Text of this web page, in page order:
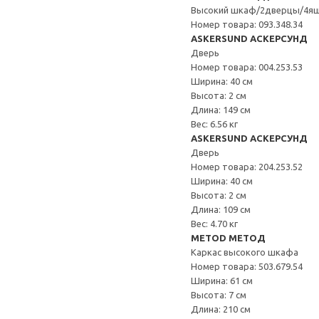
Высокий шкаф/2дверцы/
Номер товара: 093.348.34
ASKERSUND АСКЕРСУНД
Дверь
Номер товара: 004.253.53
Ширина: 40 см
Высота: 2 см
Длина: 149 см
Вес: 6.56 кг
ASKERSUND АСКЕРСУНД
Дверь
Номер товара: 204.253.52
Ширина: 40 см
Высота: 2 см
Длина: 109 см
Вес: 4.70 кг
METOD МЕТОД
Каркас высокого шкафа
Номер товара: 503.679.54
Ширина: 61 см
Высота: 7 см
Длина: 210 см